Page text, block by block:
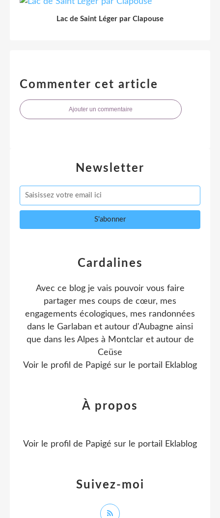
Lac de Saint Léger par Clapouse
Commenter cet article
Ajouter un commentaire
Newsletter
Cardalines
Avec ce blog je vais pouvoir vous faire
partager mes coups de cœur, mes
engagements écologiques, mes randonnées
dans le Garlaban et autour d'Aubagne ainsi
que dans les Alpes à Montclar et autour de
Ceüse
Voir le profil de Papigé sur le portail Eklablog
Suivez-moi
À propos
Voir le profil de Papigé sur le portail Eklablog